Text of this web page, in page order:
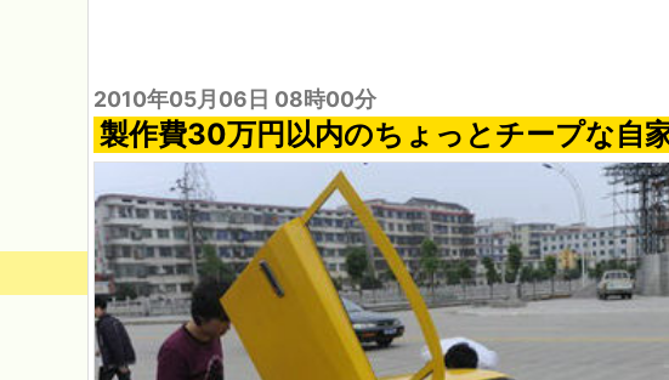
2010年05月06日 08時00分
製作費30万円以内のちょっとチープな自